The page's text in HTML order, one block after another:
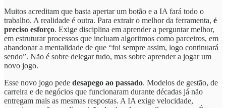
Muitos acreditam que basta apertar um botão e a IA fará todo o
trabalho. A realidade é outra. Para extrair o melhor da ferramenta, é
preciso esforço. Exige disciplina em aprender a perguntar melhor,
em estruturar processos que incluam algoritmos como parceiros, em
abandonar a mentalidade de que “foi sempre assim, logo continuará
sendo”. Não é sobre delegar tudo, mas sobre aprender a jogar um
novo jogo.
Esse novo jogo pede desapego ao passado. Modelos de gestão, de
carreira e de negócios que funcionaram durante décadas já não
entregam mais as mesmas respostas. A IA exige velocidade,